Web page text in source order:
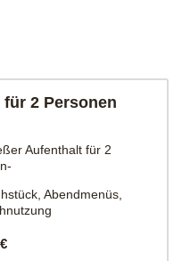
2 Personen
Abendmenüs,